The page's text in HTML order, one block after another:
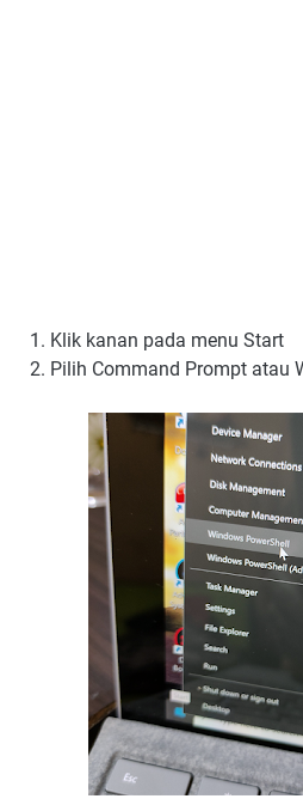
Klik kanan pada menu Start
Pilih Command Prompt atau